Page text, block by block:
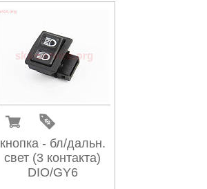
кнопка - бл/дальн.
свет (3 контакта)
DIO/GY6